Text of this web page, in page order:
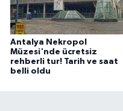
Antalya Nekropol
Müzesi'nde ücretsiz
rehberli tur! Tarih ve saat
belli oldu